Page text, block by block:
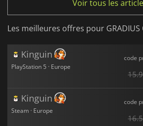
Voir tous les
Les meilleures offres pour GRADIUS
Kinguin
PlayStation 5 · Europe
code
Kinguin
Steam · Europe
code